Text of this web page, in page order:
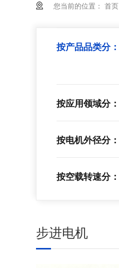
您当前的位置： 首页
按产品品类分：
按应用领域分：
按电机外径分：
按空载转速分：
步进电机